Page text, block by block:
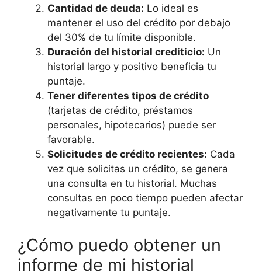
Cantidad de deuda: Lo ideal es
mantener el uso del crédito por debajo
del 30% de tu límite disponible.
Duración del historial crediticio: Un
historial largo y positivo beneficia tu
puntaje.
Tener diferentes tipos de crédito
(tarjetas de crédito, préstamos
personales, hipotecarios) puede ser
favorable.
Solicitudes de crédito recientes: Cada
vez que solicitas un crédito, se genera
una consulta en tu historial. Muchas
consultas en poco tiempo pueden afectar
negativamente tu puntaje.
¿Cómo puedo obtener un
informe de mi historial